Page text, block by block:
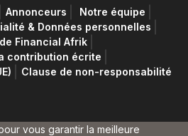
Annonceurs
Notre équipe
& Données personnelles
Financial Afrik
contribution écrite
Clause de non-responsabilité
vous garantir la meilleure